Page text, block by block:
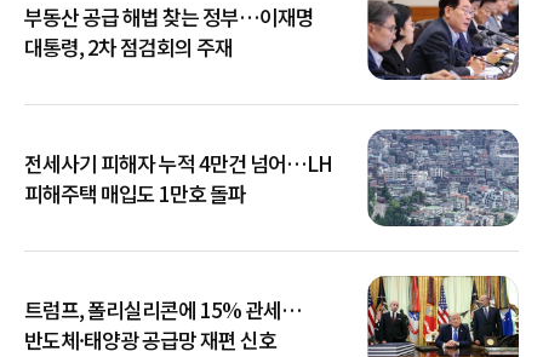
부동산 공급 해법 찾는 정부…이재명
대통령, 2차 점검회의 주재
전세사기 피해자 누적 4만건 넘어…LH
피해주택 매입도 1만호 돌파
트럼프, 폴리실리콘에 15% 관세…
반도체·태양광 공급망 재편 신호